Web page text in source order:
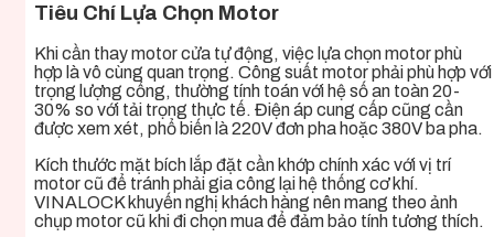
Tiêu Chí Lựa Chọn Motor
Khi cần thay motor cửa tự động, việc lựa chọn motor phù
hợp là vô cùng quan trọng. Công suất motor phải phù hợp với
trọng lượng cổng, thường tính toán với hệ số an toàn 20-
30% so với tải trọng thực tế. Điện áp cung cấp cũng cần
được xem xét, phổ biến là 220V đơn pha hoặc 380V ba pha.
Kích thước mặt bích lắp đặt cần khớp chính xác với vị trí
motor cũ để tránh phải gia công lại hệ thống cơ khí.
VINALOCK khuyến nghị khách hàng nên mang theo ảnh
chụp motor cũ khi đi chọn mua để đảm bảo tính tương thích.